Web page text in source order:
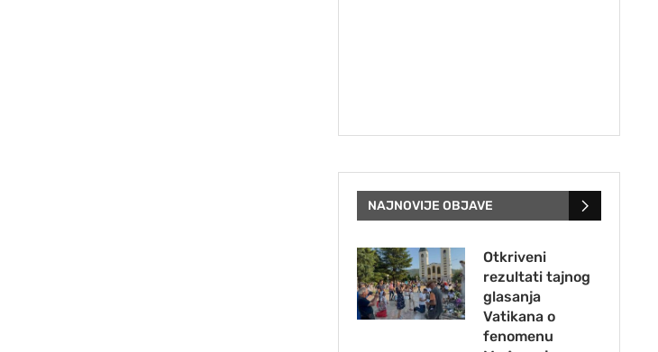
NAJNOVIJE OBJAVE
Otkriveni
rezultati tajnog
glasanja
Vatikana o
fenomenu